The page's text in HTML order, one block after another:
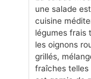
une salade
cuisine
légumes frais
les oignons
grillés,
fraîches telles